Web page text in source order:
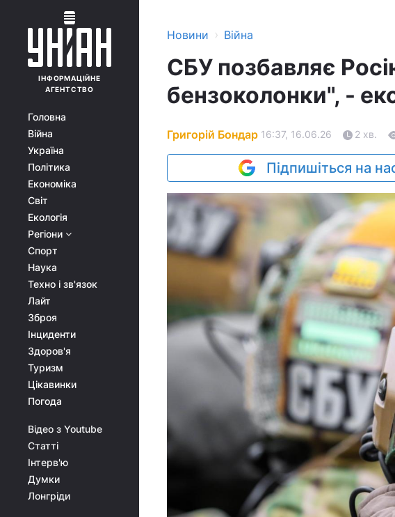
ІНФОРМАЦІЙНЕ
АГЕНТСТВО
Головна
Війна
Україна
Політика
Економіка
Світ
Екологія
Регіони
Спорт
Наука
Техно і зв'язок
Лайт
Зброя
Інциденти
Здоров'я
Туризм
Цікавинки
Погода
Відео з Youtube
Статті
Інтерв'ю
Думки
Лонгріди
Новини › Війна
СБУ позбавляє
бензоколонки", -
Григорій Бондар 16:37, 16.06.26 2 хв.
Підпишіться на